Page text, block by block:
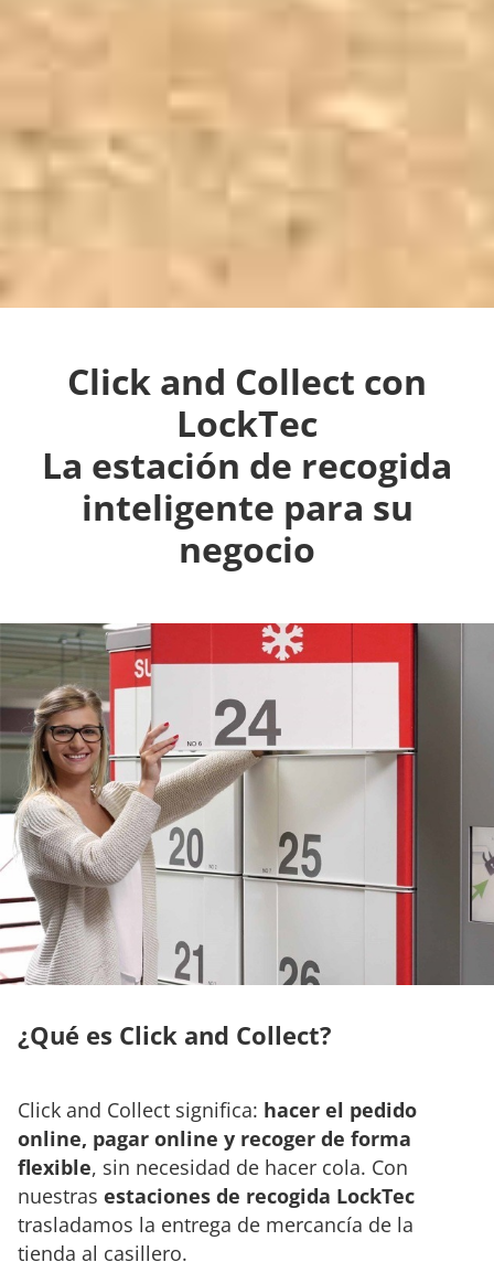
Click and Collect con
LockTec
La estación de recogida
inteligente para su
negocio
¿Qué es Click and Collect?
Click and Collect significa: hacer el pedido
online, pagar online y recoger de forma
flexible, sin necesidad de hacer cola. Con
nuestras estaciones de recogida LockTec
trasladamos la entrega de mercancía de la
tienda al casillero.